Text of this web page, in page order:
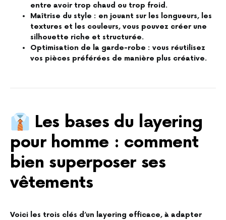
entre avoir trop chaud ou trop froid.
Maîtrise du style : en jouant sur les longueurs, les
textures et les couleurs, vous pouvez créer une
silhouette riche et structurée.
Optimisation de la garde-robe : vous réutilisez
vos pièces préférées de manière plus créative.
👔 Les bases du layering
pour homme : comment
bien superposer ses
vêtements
Voici les trois clés d’un layering efficace, à adapter